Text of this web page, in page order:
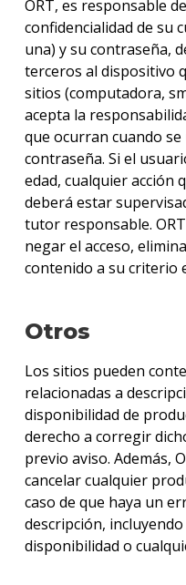
ORT, es responsable
confidencialidad de su
una) y su contraseña,
terceros al dispositivo
sitios (computadora,
acepta la
que ocurran cuando
contraseña. Si el
edad, cualquier acción
deberá estar
tutor responsable.
negar el acceso,
contenido a su criterio
Otros
Los sitios pueden
relacionadas a
disponibilidad de
derecho a corregir
previo aviso. Además,
cancelar cualquier
caso de que haya un
descripción,
disponibilidad o